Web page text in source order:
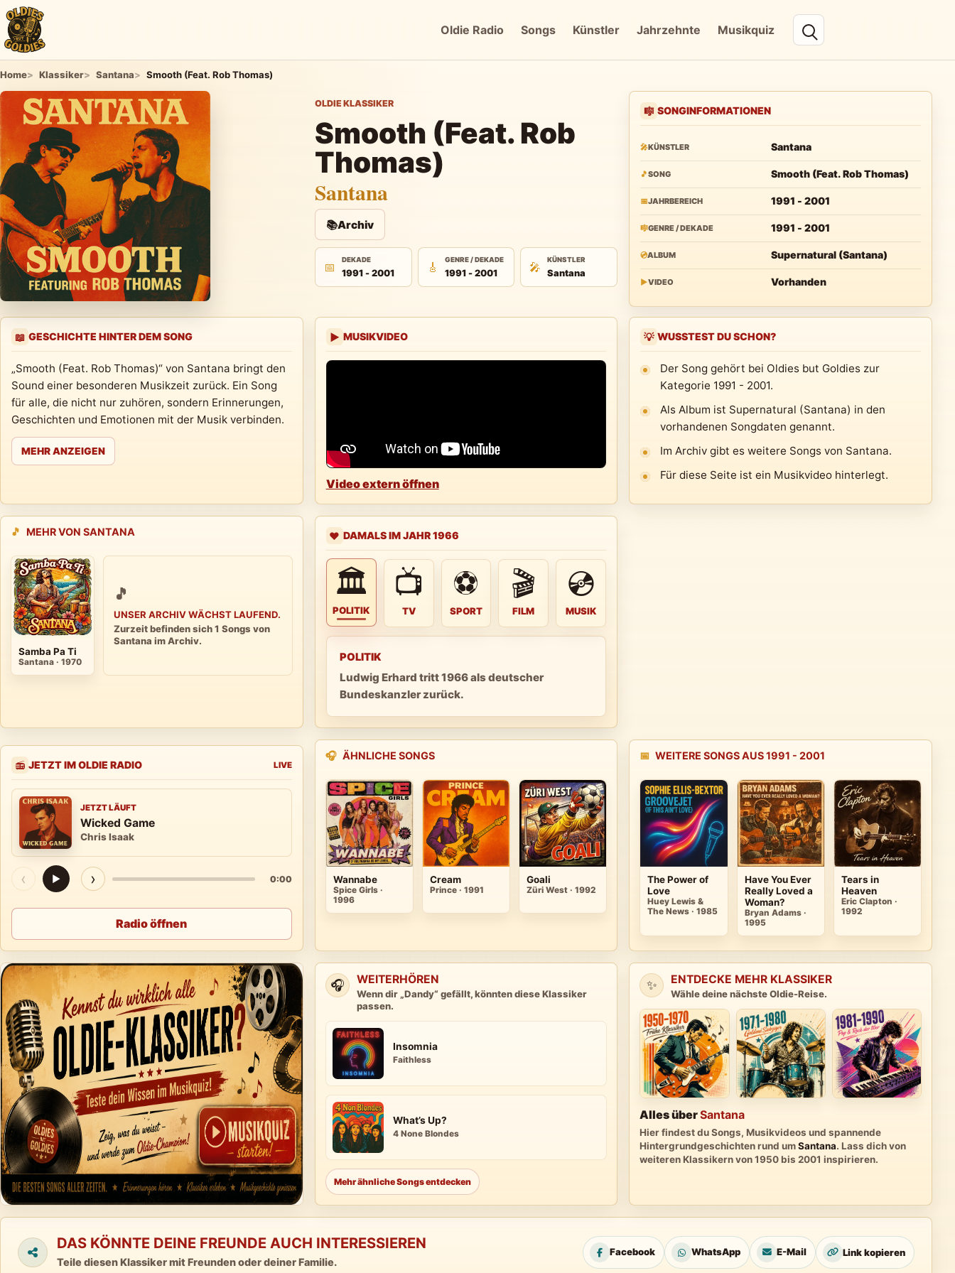
Oldie Radio Songs Künstler Jahrzehnte Musikquiz
Home Klassiker Santana Smooth (Feat. Rob Thomas)
OLDIE KLASSIKER
Smooth (Feat. Rob
Thomas)
Santana
📚Archiv
📅
DEKADE
1991 - 2001 🎸
GENRE / DEKADE
1991 - 2001 🎤
KÜNSTLER
Santana
🎼 SONGINFORMATIONEN
🎤KÜNSTLER Santana
🎵SONG Smooth (Feat. Rob Thomas)
📅JAHRBEREICH 1991 - 2001
🎼GENRE / DEKADE 1991 - 2001
💿ALBUM Supernatural (Santana)
▶VIDEO Vorhanden
📖 GESCHICHTE HINTER DEM SONG
„Smooth (Feat. Rob Thomas)“ von Santana bringt den
Sound einer besonderen Musikzeit zurück. Ein Song
für alle, die nicht nur zuhören, sondern Erinnerungen,
Geschichten und Emotionen mit der Musik verbinden.
MEHR ANZEIGEN
▶ MUSIKVIDEO
Video extern öffnen
💡 WUSSTEST DU SCHON?
Der Song gehört bei Oldies but Goldies zur
Kategorie 1991 - 2001.
Als Album ist Supernatural (Santana) in den
vorhandenen Songdaten genannt.
Im Archiv gibt es weitere Songs von Santana.
Für diese Seite ist ein Musikvideo hinterlegt.
🎵 MEHR VON SANTANA
Samba Pa Ti
Santana · 1970
🎵
UNSER ARCHIV WÄCHST LAUFEND.
Zurzeit befinden sich 1 Songs von
Santana im Archiv.
❤️ DAMALS IM JAHR 1966
🏛
POLITIK
📺
TV
⚽
SPORT
🎬
FILM
💿
MUSIK
POLITIK
Ludwig Erhard tritt 1966 als deutscher
Bundeskanzler zurück.
📻 JETZT IM OLDIE RADIO LIVE
JETZT LÄUFT
Wicked Game
Chris Isaak
‹ ▶ › 0:00
Radio öffnen
🎧 ÄHNLICHE SONGS
Wannabe
Spice Girls ·
1996
Cream
Prince · 1991
Goali
Züri West · 1992
📅 WEITERE SONGS AUS 1991 - 2001
The Power of
Love
Huey Lewis &
The News · 1985
Have You Ever
Really Loved a
Woman?
Bryan Adams ·
1995
Tears in
Heaven
Eric Clapton ·
1992
🎧 WEITERHÖREN
Wenn dir „Dandy“ gefällt, könnten diese Klassiker
passen.
Insomnia
Faithless
What’s Up?
4 None Blondes
Mehr ähnliche Songs entdecken
✨ ENTDECKE MEHR KLASSIKER
Wähle deine nächste Oldie-Reise.
Alles überSantana
Hier findest du Songs, Musikvideos und spannende
Hintergrundgeschichten rund umSantana. Lass dich von
weiteren Klassikern von 1950 bis 2001 inspirieren.
DAS KÖNNTE DEINE FREUNDE AUCH INTERESSIEREN
Teile diesen Klassiker mit Freunden oder deiner Familie.
Facebook WhatsApp E-Mail Link kopieren